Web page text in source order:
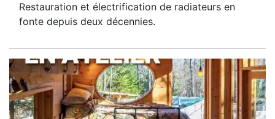
Restauration et électrification de radiateurs en
fonte depuis deux décennies.